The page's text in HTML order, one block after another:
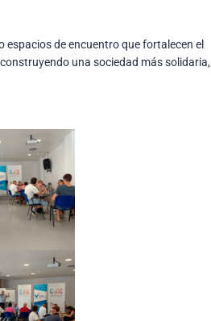
de encuentro que fortalecen el
una sociedad más solidaria,